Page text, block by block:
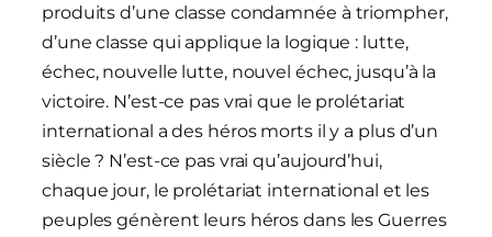
produits d’une classe condamnée à triompher,
d’une classe qui applique la logique : lutte,
échec, nouvelle lutte, nouvel échec, jusqu’à la
victoire. N’est-ce pas vrai que le prolétariat
international a des héros morts il y a plus d’un
siècle ? N’est-ce pas vrai qu’aujourd’hui,
chaque jour, le prolétariat international et les
peuples génèrent leurs héros dans les Guerres